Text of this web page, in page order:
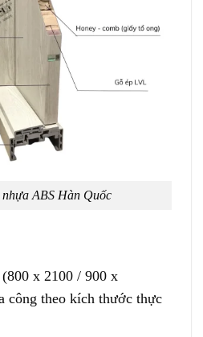
ABS Hàn Quốc
x 2100 / 900 x
công theo kích thước thực